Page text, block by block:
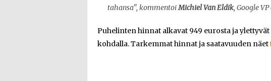
tahansa", kommentoiMichiel Van Eldik, Google
Puhelinten hinnat alkavat 949 eurosta ja
kohdalla. Tarkemmat hinnat ja saatavuuden näet